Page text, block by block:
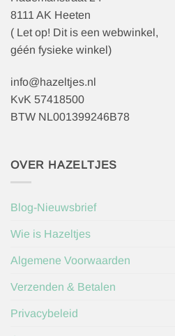
8111 AK Heeten
( Let op! Dit is een webwinkel,
géén fysieke winkel)
info@hazeltjes.nl
KvK 57418500
BTW NL001399246B78
OVER HAZELTJES
Blog-Nieuwsbrief
Wie is Hazeltjes
Algemene Voorwaarden
Verzenden & Betalen
Privacybeleid